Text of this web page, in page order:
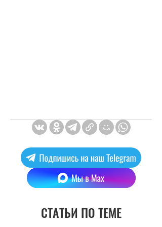
СТАТЬИ ПО ТЕМЕ